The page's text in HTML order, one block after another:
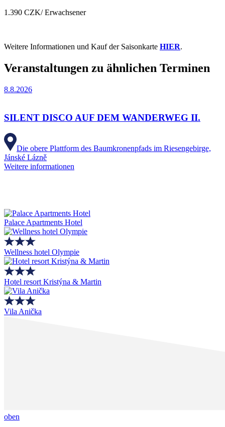
1.390 CZK/ Erwachsener
Weitere Informationen und Kauf der Saisonkarte HIER.
Veranstaltungen zu ähnlichen Terminen
8.8.2026
SILENT DISCO AUF DEM WANDERWEG II.
Die obere Plattform des Baumkronenpfads im Riesengebirge,
Jánské Lázně
Weitere informationen
Palace Apartments Hotel
Wellness hotel Olympie
Hotel resort Kristýna & Martin
Vila Anička
oben